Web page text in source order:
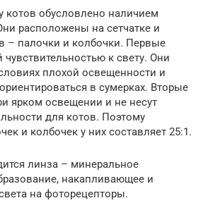
котов обусловлено наличием
расположены на сетчатке и
– палочки и колбочки. Первые
к свету. Они
плохой освещенности и
в сумерках. Вторые
ярком освещении и не несут
для котов. Поэтому
и колбочек у них составляет 25:1.
линза – минеральное
накапливающее и
на фоторецепторы.